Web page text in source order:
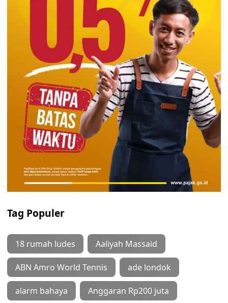
Tag Populer
18 rumah ludes Aaliyah Massaid
ABN Amro World Tennis ade londok
alarm bahaya Anggaran Rp200 juta